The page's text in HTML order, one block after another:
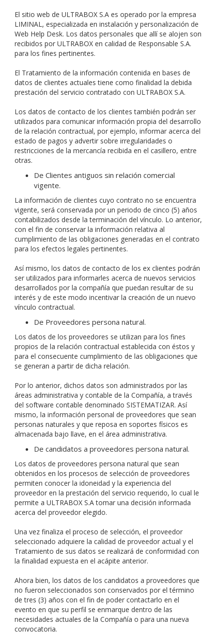
El sitio web de ULTRABOX S.A es operado por la empresa
LIMINAL, especializada en instalación y personalización de
Web Help Desk. Los datos personales que allí se alojen son
recibidos por ULTRABOX en calidad de Responsable S.A.
para los fines pertinentes.
El Tratamiento de la información contenida en bases de
datos de clientes actuales tiene como finalidad la debida
prestación del servicio contratado con ULTRABOX S.A.
Los datos de contacto de los clientes también podrán ser
utilizados para comunicar información propia del desarrollo
de la relación contractual, por ejemplo, informar acerca del
estado de pagos y advertir sobre irregularidades o
restricciones de la mercancía recibida en el casillero, entre
otras.
De Clientes antiguos sin relación comercial
vigente.
La información de clientes cuyo contrato no se encuentra
vigente, será conservada por un periodo de cinco (5) años
contabilizados desde la terminación del vínculo. Lo anterior,
con el fin de conservar la información relativa al
cumplimiento de las obligaciones generadas en el contrato
para los efectos legales pertinentes.
Así mismo, los datos de contacto de los ex clientes podrán
ser utilizados para informarles acerca de nuevos servicios
desarrollados por la compañía que puedan resultar de su
interés y de este modo incentivar la creación de un nuevo
vínculo contractual.
De Proveedores persona natural.
Los datos de los proveedores se utilizan para los fines
propios de la relación contractual establecida con éstos y
para el consecuente cumplimiento de las obligaciones que
se generan a partir de dicha relación.
Por lo anterior, dichos datos son administrados por las
áreas administrativa y contable de la Compañía, a través
del software contable denominado SISTEMATIZAR. Así
mismo, la información personal de proveedores que sean
personas naturales y que reposa en soportes físicos es
almacenada bajo llave, en el área administrativa.
De candidatos a proveedores persona natural.
Los datos de proveedores persona natural que sean
obtenidos en los procesos de selección de proveedores
permiten conocer la idoneidad y la experiencia del
proveedor en la prestación del servicio requerido, lo cual le
permite a ULTRABOX S.A tomar una decisión informada
acerca del proveedor elegido.
Una vez finaliza el proceso de selección, el proveedor
seleccionado adquiere la calidad de proveedor actual y el
Tratamiento de sus datos se realizará de conformidad con
la finalidad expuesta en el acápite anterior.
Ahora bien, los datos de los candidatos a proveedores que
no fueron seleccionados son conservados por el término
de tres (3) años con el fin de poder contactarlo en el
evento en que su perfil se enmarque dentro de las
necesidades actuales de la Compañía o para una nueva
convocatoria.